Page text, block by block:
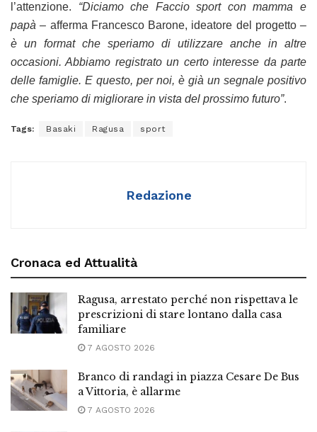
l’attenzione. “Diciamo che Faccio sport con mamma e
papà – afferma Francesco Barone, ideatore del progetto–
è un format che speriamo di utilizzare anche in altre
occasioni. Abbiamo registrato un certo interesse da parte
delle famiglie. E questo, per noi, è già un segnale positivo
che speriamo di migliorare in vista del prossimo futuro”.
Tags: Basaki Ragusa sport
Redazione
Cronaca ed Attualità
Ragusa, arrestato perché non rispettava le
prescrizioni di stare lontano dalla casa
familiare
7 AGOSTO 2026
Branco di randagi in piazza Cesare De Bus
a Vittoria, è allarme
7 AGOSTO 2026